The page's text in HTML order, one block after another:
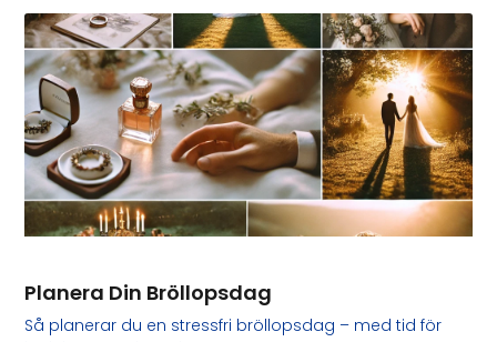
Planera Din Bröllopsdag
Så planerar du en stressfri bröllopsdag – med tid för